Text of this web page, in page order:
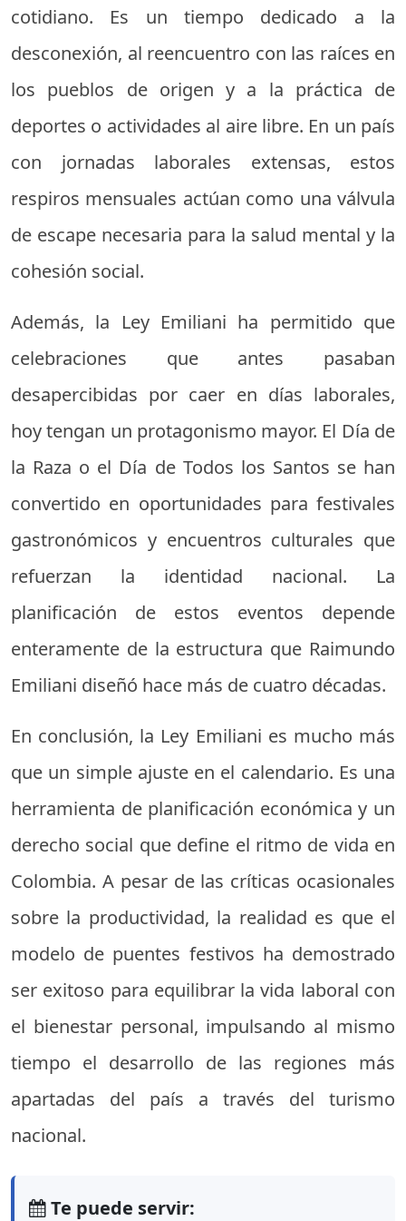
cotidiano. Es un tiempo dedicado a la
desconexión, al reencuentro con las raíces en
los pueblos de origen y a la práctica de
deportes o actividades al aire libre. En un país
con jornadas laborales extensas, estos
respiros mensuales actúan como una válvula
de escape necesaria para la salud mental y la
cohesión social.
Además, la Ley Emiliani ha permitido que
celebraciones que antes pasaban
desapercibidas por caer en días laborales,
hoy tengan un protagonismo mayor. El Día de
la Raza o el Día de Todos los Santos se han
convertido en oportunidades para festivales
gastronómicos y encuentros culturales que
refuerzan la identidad nacional. La
planificación de estos eventos depende
enteramente de la estructura que Raimundo
Emiliani diseñó hace más de cuatro décadas.
En conclusión, la Ley Emiliani es mucho más
que un simple ajuste en el calendario. Es una
herramienta de planificación económica y un
derecho social que define el ritmo de vida en
Colombia. A pesar de las críticas ocasionales
sobre la productividad, la realidad es que el
modelo de puentes festivos ha demostrado
ser exitoso para equilibrar la vida laboral con
el bienestar personal, impulsando al mismo
tiempo el desarrollo de las regiones más
apartadas del país a través del turismo
nacional.
Te puede servir: